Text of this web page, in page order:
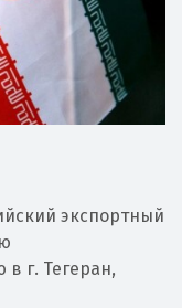
экспортный
г. Тегеран,